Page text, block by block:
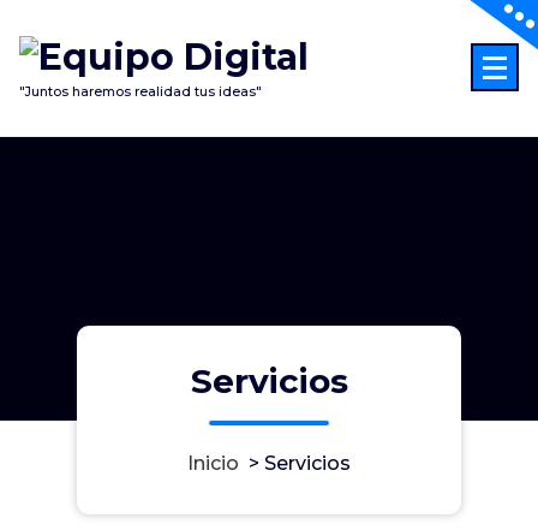
"Juntos haremos realidad tus ideas"
Servicios
Inicio > Servicios